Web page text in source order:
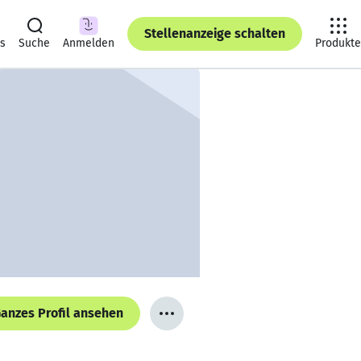
Suche Anmelden
Stellenanzeige schalten
Produkte
Profil ansehen